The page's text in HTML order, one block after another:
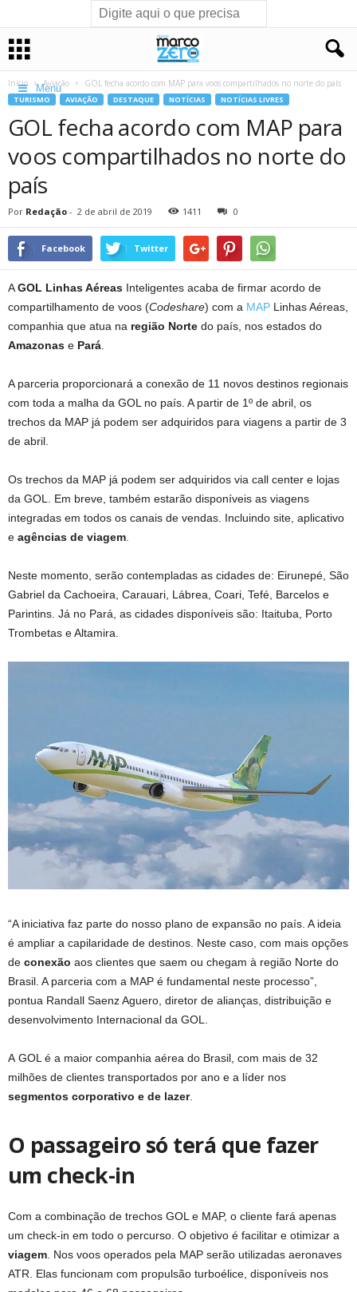
Menu
Início Aviação GOL fecha acordo com MAP para voos compartilhados no norte do país
TURISMO AVIAÇÃO DESTAQUE NOTÍCIAS NOTÍCIAS LIVRES
GOL fecha acordo com MAP para
voos compartilhados no norte do
país
Por Redação - 2 de abril de 2019 1411 0
Facebook Twitter
AGOL Linhas Aéreas Inteligentes acaba de firmar acordo de
compartilhamento de voos (Codeshare) com a MAP Linhas Aéreas,
companhia que atua na região Norte do país, nos estados do
Amazonas e Pará
A parceria proporcionará a conexão de 11 novos destinos regionais
com toda a malha da GOL no país. A partir de 1º de abril, os
trechos da MAP já podem ser adquiridos para viagens a partir de 3
de abril.
Os trechos da MAP já podem ser adquiridos via call center e lojas
da GOL. Em breve, também estarão disponíveis as viagens
integradas em todos os canais de vendas. Incluindo site, aplicativo
e agências de viagem
Neste momento, serão contempladas as cidades de: Eirunepé, São
Gabriel da Cachoeira, Carauari, Lábrea, Coari, Tefé, Barcelos e
Parintins. Já no Pará, as cidades disponíveis são: Itaituba, Porto
Trombetas e Altamira.
“A iniciativa faz parte do nosso plano de expansão no país. A ideia
é ampliar a capilaridade de destinos. Neste caso, com mais opções
de conexão aos clientes que saem ou chegam à região Norte do
Brasil. A parceria com a MAP é fundamental neste processo”,
pontua Randall Saenz Aguero, diretor de alianças, distribuição e
desenvolvimento Internacional da GOL.
A GOL é a maior companhia aérea do Brasil, com mais de 32
milhões de clientes transportados por ano e a líder nos
segmentos corporativo e de lazer.
O passageiro só terá que fazer
um check-in
Com a combinação de trechos GOL e MAP, o cliente fará apenas
um check-in em todo o percurso. O objetivo é facilitar e otimizar a
viagem. Nos voos operados pela MAP serão utilizadas aeronaves
ATR. Elas funcionam com propulsão turboélice, disponíveis nos